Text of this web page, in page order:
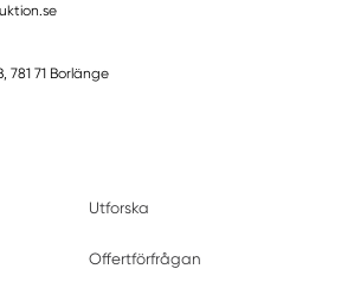
71 Borlänge
Utforska
Offertförfrågan